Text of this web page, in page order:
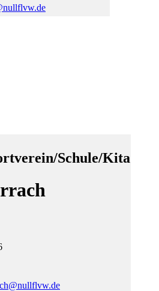
nullflvw.de
Schule/Kita
nullflvw.de